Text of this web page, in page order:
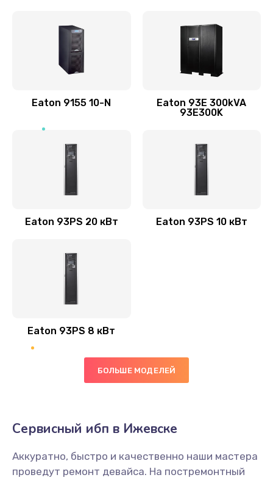
Eaton 9155 10-N
Eaton 93E 300kVA
93E300K
Eaton 93PS 20 кВт Eaton 93PS 10 кВт
Eaton 93PS 8 кВт
БОЛЬШЕ МОДЕЛЕЙ
Сервисный ибп в Ижевске
Аккуратно, быстро и качественно наши мастера
проведут ремонт девайса. На постремонтный